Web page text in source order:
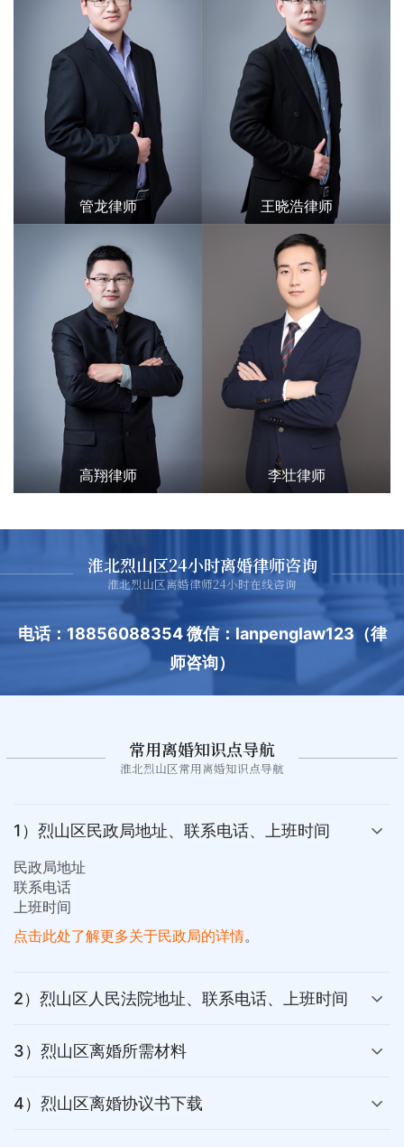
管龙律师 王晓浩律师
高翔律师 李壮律师
淮北烈山区24小时离婚律师咨询
淮北烈山区离婚律师24小时在线咨询
电话：18856088354 微信：lanpenglaw123（律
师咨询）
常用离婚知识点导航
淮北烈山区常用离婚知识点导航
1）烈山区民政局地址、联系电话、上班时间
民政局地址
联系电话
上班时间
点击此处了解更多关于民政局的详情。
2）烈山区人民法院地址、联系电话、上班时间
3）烈山区离婚所需材料
4）烈山区离婚协议书下载